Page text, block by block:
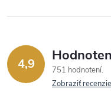
4,9
751 hodnotení
Zobraziť recenzie